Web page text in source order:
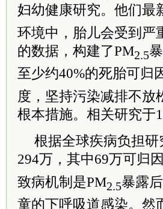
妇幼健康研究。他们最
环境中，胎儿会受到严
的数据，构建了PM2.5
至少约40%的死胎可归
度，坚持污染减排不放
根本措施。相关研究
根据全球疾病负担
294万，其中69万可归
致病机制是PM2.5暴露
童的下呼吸道感染。然